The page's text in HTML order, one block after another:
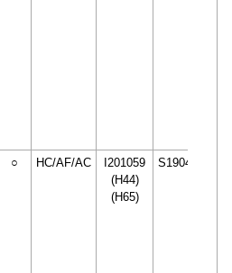
○ HC/AF/AC
I201059
(H44)
(H65)
S190498